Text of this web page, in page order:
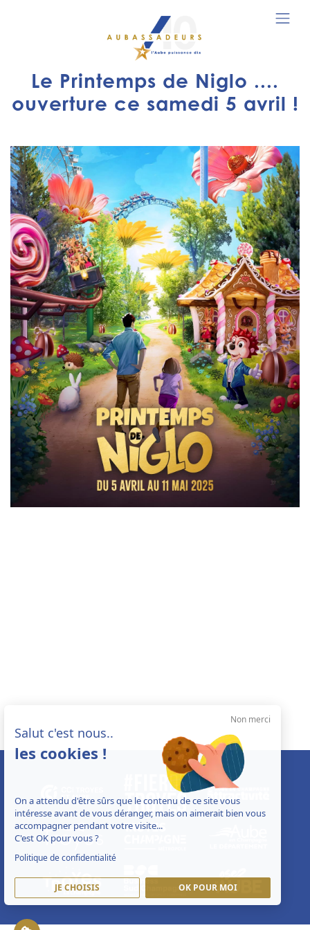
Le Printemps de Niglo ....
ouverture ce samedi 5 avril !
Non merci
Salut c'est nous..
les cookies !
On a attendu d'être sûrs que le contenu de ce site vous
intéresse avant de vous déranger, mais on aimerait bien vous
accompagner pendant votre visite...
C'est OK pour vous ?
Politique de confidentialité
JE CHOISIS OK POUR MOI